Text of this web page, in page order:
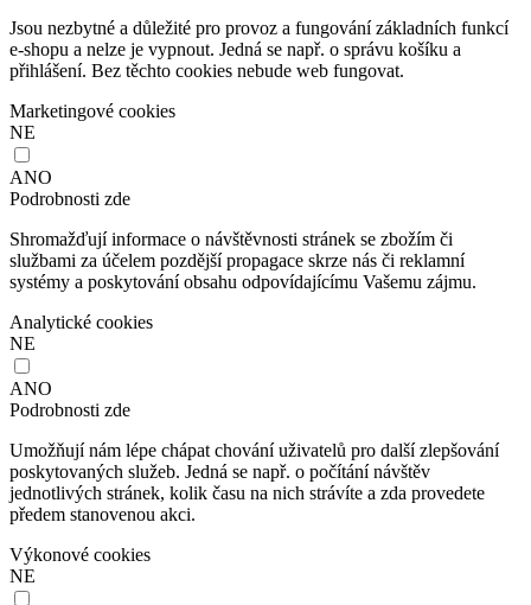
Jsou nezbytné a důležité pro provoz a fungování základních funkcí
e-shopu a nelze je vypnout. Jedná se např. o správu košíku a
přihlášení. Bez těchto cookies nebude web fungovat.
Marketingové cookies
NE
ANO
Podrobnosti zde
Shromažďují informace o návštěvnosti stránek se zbožím či
službami za účelem pozdější propagace skrze nás či reklamní
systémy a poskytování obsahu odpovídajícímu Vašemu zájmu.
Analytické cookies
NE
ANO
Podrobnosti zde
Umožňují nám lépe chápat chování uživatelů pro další zlepšování
poskytovaných služeb. Jedná se např. o počítání návštěv
jednotlivých stránek, kolik času na nich strávíte a zda provedete
předem stanovenou akci.
Výkonové cookies
NE